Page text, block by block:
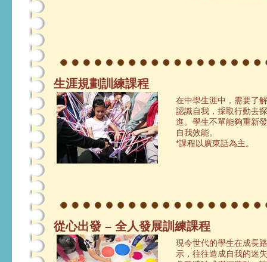
生涯規劃訓練課程
在中學生涯中，需要了
認識自我，採取行動去
進。學生不單能夠重新
自我效能。
*課程以廣東話為主。
從心出發 – 全人發展訓練課程
現今世代的學生在成長
示，往往造成自我的迷